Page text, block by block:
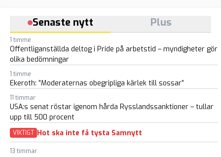
Senaste nytt Plus
1 timme
Offentliganställda deltog i Pride på arbetstid – myndigheter gör
olika bedömningar
1 timme
Ekeroth: ”Moderaternas obegripliga kärlek till sossar”
11 timmar
USA:s senat röstar igenom hårda Rysslandssanktioner – tullar
upp till 500 procent
VIKTIGT Hot ska inte få tysta Samnytt
13 timmar